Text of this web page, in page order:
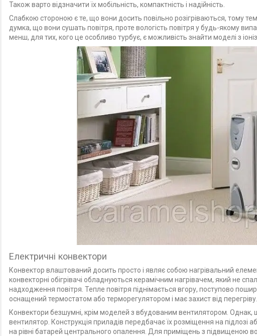
Також варто відзначити їх мобільність, компактність і надійність.
Слабкою стороною є те, що вони досить повільно розігріваються, тому
думка, що вони сушать повітря, проте вологість повітря у будь-якому
менш, для тих, кого це особливо турбує, є можливість знайти моделі з
Електричні конвектори
Конвектор влаштований досить просто і являє собою нагрівальний
конвекторні обігрівачі обладнуються керамічним нагрівачем, який не
надходження повітря. Тепле повітря піднімається вгору, поступово
оснащений термостатом або терморегулятором і має захист від перегріву.
Конвектори безшумні, крім моделей з вбудованим вентилятором.
вентилятор. Конструкція приладів передбачає їх розміщення на підлозі
на рівні батарей центрального опалення. Для приміщень з підвищеною